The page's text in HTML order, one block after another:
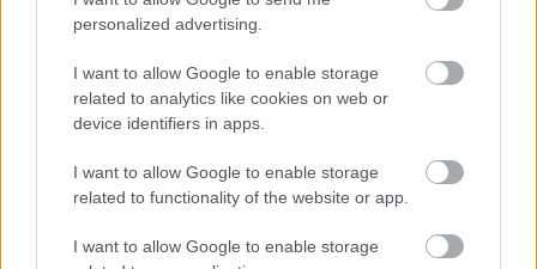
personalized advertising.
I want to allow Google to enable storage
related to analytics like cookies on web or
device identifiers in apps.
I want to allow Google to enable storage
related to functionality of the website or app.
I want to allow Google to enable storage
utalást. Nem megalázni akarta, hanem védeni magukat.
A bukás egy teljesen átlagos délutánon jött el.
Rafael látszólag nyugodtan közölte, hogy „sürgős
lehetőség” adódott. Közvetítők nélkül kell lépniük. Camila
ránézett, és mosolygott, mintha végre beadná a derekát.
„Apa azt mondta, talán rád bíz pár műveletet, ha minden